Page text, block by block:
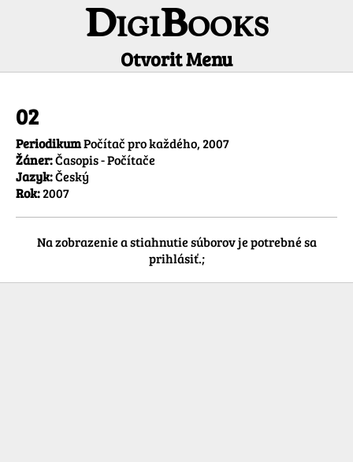
DigiBooks
Otvorit Menu
02
PeriodikumPočítač pro každého, 2007
Žáner:Časopis - Počítače
Jazyk:Český
Rok:2007
Na zobrazenie a stiahnutie súborov je potrebné sa
prihlásiť.;